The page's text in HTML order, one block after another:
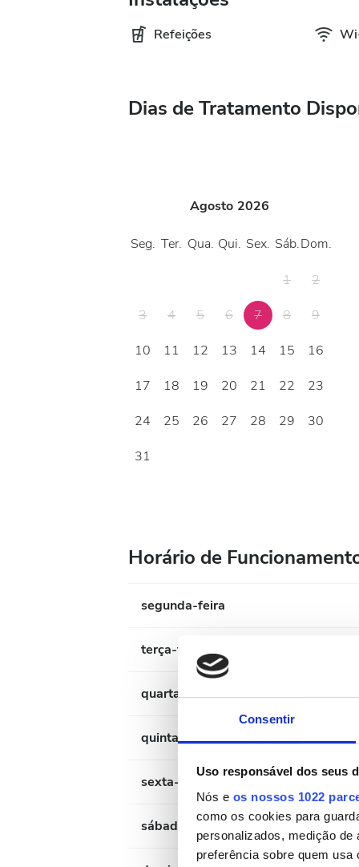
Consentir
Uso responsável dos seus
Nós e os nossos 1022
como os cookies para
personalizados, medição
preferência sobre quem
Refeições
Dias de Tratamento
Agosto 2026
Seg. Ter. Qua. Qui. Sex. Sáb.Dom.
1
2
3
4 5 6 7 8
9
10
11 12 13 14 15
16
17
18 19 20 21 22
23
24
25 26 27 28 29
30
31
Horário de
segunda-feira
terça-feira
quarta-feira
quinta-feira
sexta-feira
sábado